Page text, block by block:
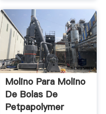
Molino Para Molino
De Bolas De
Petpapolymer